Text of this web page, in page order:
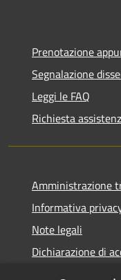
Prenotazione
Segnalazione
Leggi le FAQ
Richiesta
Amministrazione
Informativa
Note legali
Dichiarazione di